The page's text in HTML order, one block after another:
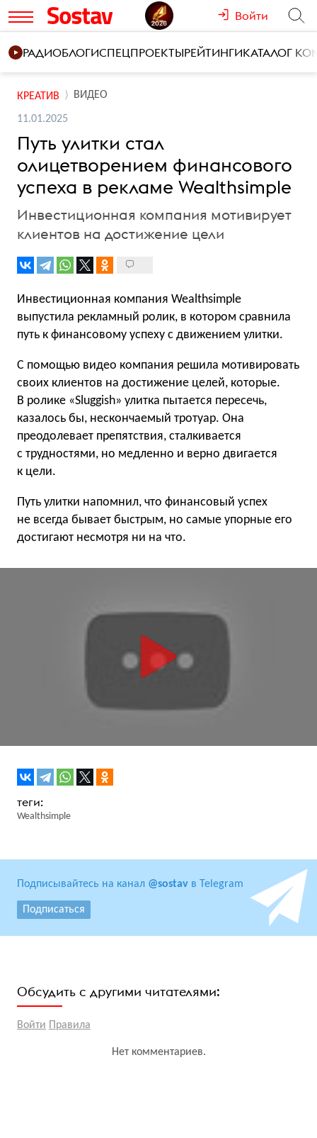
Войти
РАДИОБЛОГИСПЕЦПРОЕКТЫРЕЙТИНГИКАТАЛОГ
КРЕАТИВ ВИДЕО
11.01.2025
Путь улитки стал
олицетворением финансового
успеха в рекламе Wealthsimple
Инвестиционная компания мотивирует
клиентов на достижение цели
Инвестиционная компания Wealthsimple
выпустила рекламный ролик, в котором сравнила
путь к финансовому успеху с движением улитки.
С помощью видео компания решила мотивировать
своих клиентов на достижение целей, которые.
В ролике «Sluggish» улитка пытается пересечь,
казалось бы, нескончаемый тротуар. Она
преодолевает препятствия, сталкивается
с трудностями, но медленно и верно двигается
к цели.
Путь улитки напомнил, что финансовый успех
не всегда бывает быстрым, но самые упорные его
достигают несмотря ни на что.
Wealthsimple
Подписывайтесь на канал @sostav в Telegram
Подписаться
Обсудить с другими читателями:
Войти Правила
Нет комментариев.